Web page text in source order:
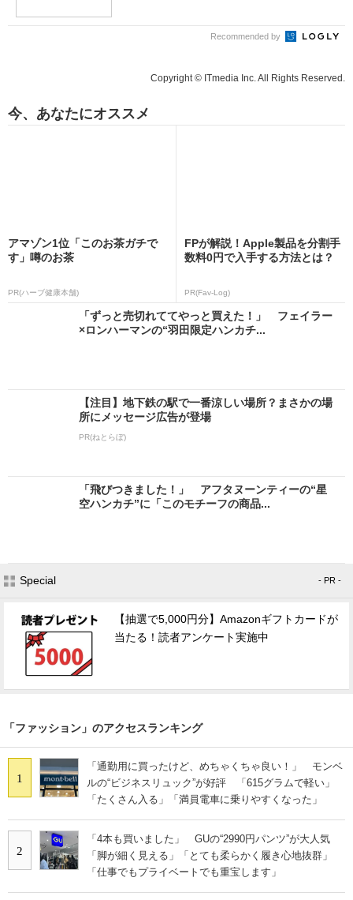
Recommended by
Copyright © ITmedia Inc. All Rights Reserved.
今、あなたにオススメ
アマゾン1位「このお茶ガチで
す」噂のお茶
PR(ハーブ健康本舗)
FPが解説！Apple製品を分割手
数料0円で入手する方法とは？
PR(Fav-Log)
「ずっと売切れててやっと買えた！」 フェイラー
×ロンハーマンの“羽田限定ハンカチ...
【注目】地下鉄の駅で一番涼しい場所？まさかの場
所にメッセージ広告が登場
PR(ねとらぼ)
「飛びつきました！」 アフタヌーンティーの“星
空ハンカチ”に「このモチーフの商品...
Special - PR -
【抽選で5,000円分】Amazonギフトカードが
当たる！読者アンケート実施中
「ファッション」のアクセスランキング
1
「通勤用に買ったけど、めちゃくちゃ良い！」 モンベ
ルの“ビジネスリュック”が好評 「615グラムで軽い」
「たくさん入る」「満員電車に乗りやすくなった」
2
「4本も買いました」 GUの“2990円パンツ”が大人気
「脚が細く見える」「とても柔らかく履き心地抜群」
「仕事でもプライベートでも重宝します」